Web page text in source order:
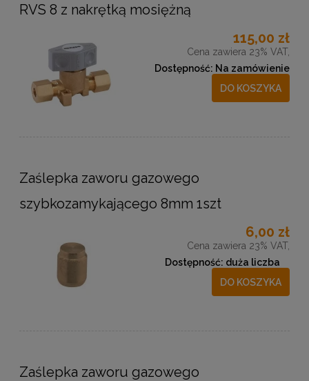
RVS 8 z nakrętką mosiężną
115,00 zł
Cena zawiera 23% VAT,
Dostępność: Na zamówienie
DO KOSZYKA
Zaślepka zaworu gazowego
szybkozamykającego 8mm 1szt
6,00 zł
Cena zawiera 23% VAT,
Dostępność: duża liczba
DO KOSZYKA
Zaślepka zaworu gazowego